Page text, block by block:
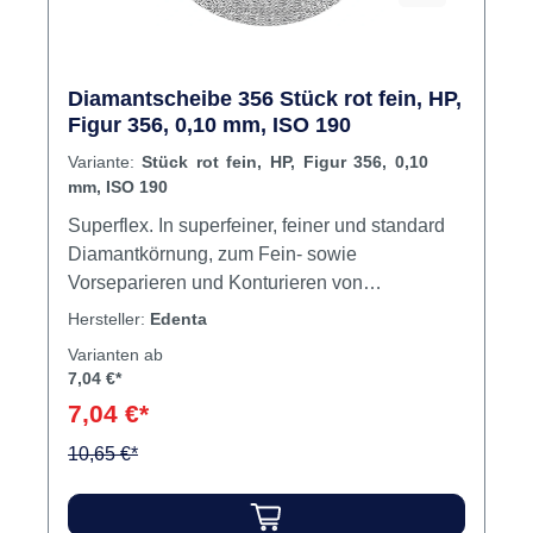
Diamantscheibe 356 Stück rot fein, HP,
Figur 356, 0,10 mm, ISO 190
Variante: Stück rot fein, HP, Figur 356, 0,10
mm, ISO 190
Superflex. In superfeiner, feiner und standard
Diamantkörnung, zum Fein- sowie
Vorseparieren und Konturieren von
Keramik.Max. Drehzahl (ISO 190) - 20.000
U/min.Kronen-/Brückentechnik, Verblend- und
Hersteller: Edenta
Varianten ab
7,04 €*
7,04 €*
10,65 €*